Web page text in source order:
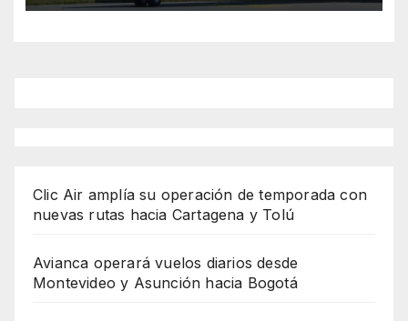
Clic Air amplía su operación de temporada con
nuevas rutas hacia Cartagena y Tolú
Avianca operará vuelos diarios desde
Montevideo y Asunción hacia Bogotá